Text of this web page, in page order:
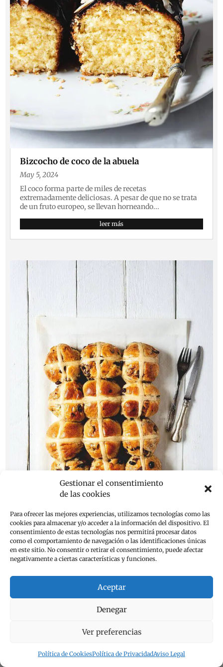
Gestionar el consentimiento
de las cookies
Para ofrecer las mejores experiencias, utilizamos tecnologías como las
cookies para almacenar y/o acceder a la información del dispositivo. El
consentimiento de estas tecnologías nos permitirá procesar datos
como el comportamiento de navegación o las identificaciones únicas
en este sitio. No consentir o retirar el consentimiento, puede afectar
negativamente a ciertas características y funciones.
Aceptar
Denegar
Ver preferencias
Política de CookiesPolítica de PrivacidadAviso Legal
Bizcocho de coco de la abuela
May 5, 2024
El coco forma parte de miles de recetas
extremadamente deliciosas. A pesar de que no se trata
de un fruto europeo, se llevan horneando...
leer más
Hot Cross Buns
Año tras año, este bollo inglés conquista más y más
corazones. No me sorprende, porque detrás de la receta